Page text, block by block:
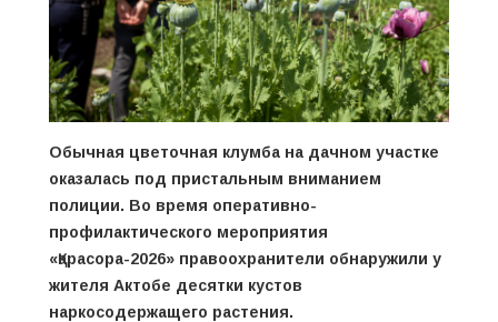
Обычная цветочная клумба на дачном участке
оказалась под пристальным вниманием
полиции. Во время оперативно-
профилактического мероприятия
«Қарасора-2026» правоохранители обнаружили у
жителя Актобе десятки кустов
наркосодержащего растения.